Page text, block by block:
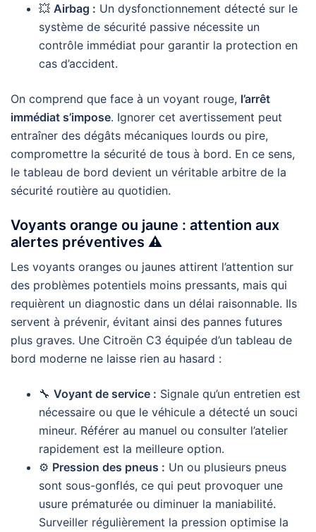
💥 Airbag : Un dysfonctionnement détecté sur le
système de sécurité passive nécessite un
contrôle immédiat pour garantir la protection en
cas d’accident.
On comprend que face à un voyant rouge, l’arrêt
immédiat s’impose. Ignorer cet avertissement peut
entraîner des dégâts mécaniques lourds ou pire,
compromettre la sécurité de tous à bord. En ce sens,
le tableau de bord devient un véritable arbitre de la
sécurité routière au quotidien.
Voyants orange ou jaune : attention aux
alertes préventives ⚠️
Les voyants oranges ou jaunes attirent l’attention sur
des problèmes potentiels moins pressants, mais qui
requièrent un diagnostic dans un délai raisonnable. Ils
servent à prévenir, évitant ainsi des pannes futures
plus graves. Une Citroën C3 équipée d’un tableau de
bord moderne ne laisse rien au hasard :
🔧 Voyant de service : Signale qu’un entretien est
nécessaire ou que le véhicule a détecté un souci
mineur. Référer au manuel ou consulter l’atelier
rapidement est la meilleure option.
⚙️ Pression des pneus : Un ou plusieurs pneus
sont sous-gonflés, ce qui peut provoquer une
usure prématurée ou diminuer la maniabilité.
Surveiller régulièrement la pression optimise la